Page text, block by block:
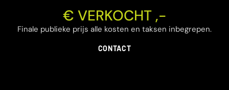
€ VERKOCHT ,-
Finale publieke prijs alle kosten en taksen inbegrepen.
CONTACT